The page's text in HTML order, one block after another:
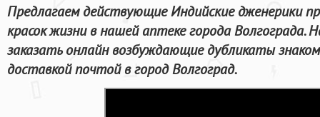
Предлагаем действующие Индийские дженерики
красок жизни в нашей аптеке города
заказать онлайн возбуждающие дубликаты
доставкой почтой в город Волгоград.